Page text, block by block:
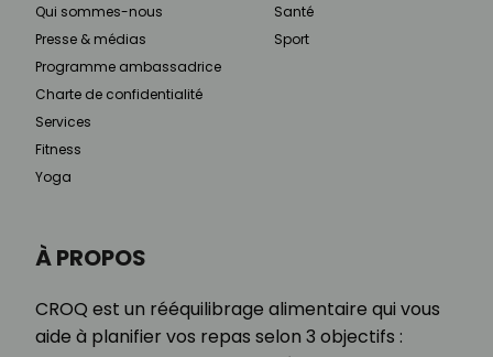
À PROPOS
CROQ est un rééquilibrage alimentaire qui vous
aide à planifier vos repas selon 3 objectifs :
Qui sommes-nous
Presse & médias
Programme ambassadrice
Charte de confidentialité
Services
Fitness
Yoga
Santé
Sport